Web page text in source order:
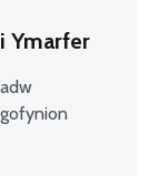
Ymarfer